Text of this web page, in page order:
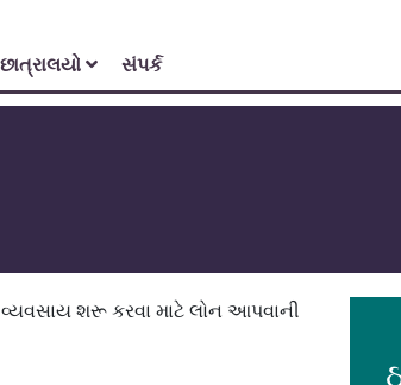
છાત્રાલયો સંપર્ક
વ્યવસાય શરૂ કરવા માટે લોન આપવાની